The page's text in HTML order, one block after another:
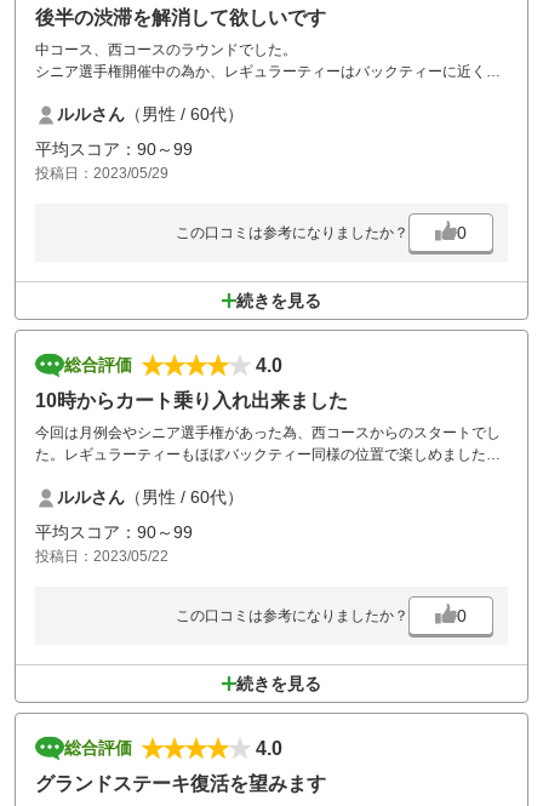
後半の渋滞を解消して欲しいです
中コース、西コースのラウンドでした。
シニア選手権開催中の為か、レギュラーティーはバックティーに近く距
昼休憩かわ1時間15分もあり、その上後半西コースは各ホール待ちが多
かったです。
ルルさん （男性 / 60代）
平均スコア：90～99
投稿日：2023/05/29
この口コミは参考になりましたか？ 0
続きを見る
総合評価
4.0
10時からカート乗り入れ出来ました
今回は月例会やシニア選手権があった為、西コースからのスタートでし
た。レギュラーティーもほぼバックティー同様の位置で楽しめました。
後半の東コースもティーの位置やグリーンカップの位置も難易度高めで
楽しめました。
ルルさん （男性 / 60代）
平均スコア：90～99
投稿日：2023/05/22
この口コミは参考になりましたか？ 0
続きを見る
総合評価
4.0
グランドステーキ復活を望みます